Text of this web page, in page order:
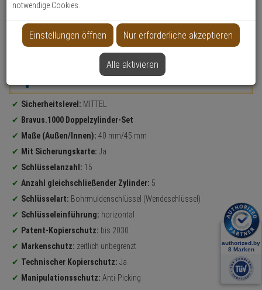
Zylinder messen
Produktinformationen
Sicherheitslevel: MITTEL
Bravus.1000 Doppelzylinder-Set
Maße (Außen/Innen): 40 mm/45 mm
Mit Sicherungskarte: Ja
Schlüsselanzahl: 15
Anzahl gleichschließender Zylinder: 5
Schlüsselart: Bohrmuldenschlüssel (Wendeschlüssel)
Schlüsseleinführung: horizontal
Patent-Kopierschutz: bis 2030
Markenschutz: zeitlich unbegrenzt
Technischer Kopierschutz: Ja
Manipulationsschutz: Anti-Picking
notwendige Cookies.
Einstellungen öffnen Nur erforderliche akzeptieren
Alle aktivieren